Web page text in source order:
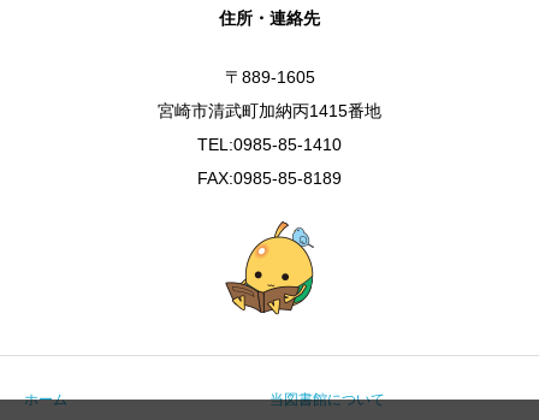
住所・連絡先
〒889-1605
宮崎市清武町加納丙1415番地
TEL:0985-85-1410
FAX:0985-85-8189
ホーム 当図書館について